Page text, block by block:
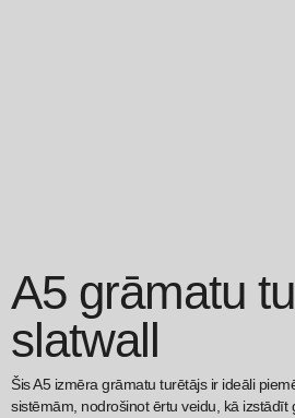
A5 grāmatu
slatwall
Šis A5 izmēra grāmatu turētājs ir ideāli
sistēmām, nodrošinot ērtu veidu, kā izstādīt